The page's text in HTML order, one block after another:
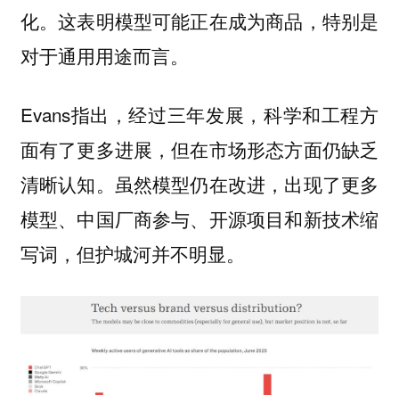
化。这表明模型可能正在成为商品，特别是
对于通用用途而言。
Evans指出，经过三年发展，科学和工程方
面有了更多进展，但在市场形态方面仍缺乏
清晰认知。虽然模型仍在改进，出现了更多
模型、中国厂商参与、开源项目和新技术缩
写词，但护城河并不明显。